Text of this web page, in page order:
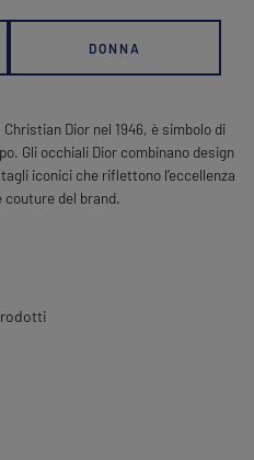
DONNA
Dior nel 1946, è simbolo di
Gli occhiali Dior combinano design
iconici che riflettono l’eccellenza
couture del brand.